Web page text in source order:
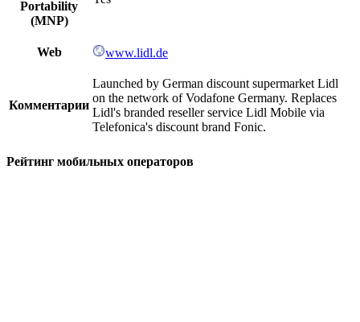
Portability
(MNP)
Web www.lidl.de
Комментарии
Launched by German discount supermarket Lidl
on the network of Vodafone Germany. Replaces
Lidl's branded reseller service Lidl Mobile via
Telefonica's discount brand Fonic.
Рейтинг мобильных операторов